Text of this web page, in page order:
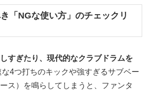
「NGな使い方」のチェックリ
すぎたり、現代的なクラブドラムを
な4つ打ちのキックや強すぎるサブベー
ス）を鳴らしてしまうと、ファンタ